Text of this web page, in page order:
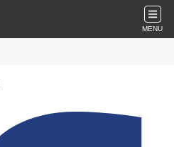
MENU